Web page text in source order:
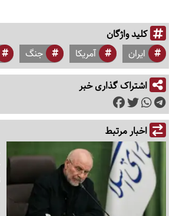
کلید واژگان
ایران آمریکا جنگ
اشتراک گذاری خبر
اخبار مرتبط